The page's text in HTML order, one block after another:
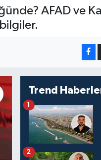
AFAD ve
Trend
1
2